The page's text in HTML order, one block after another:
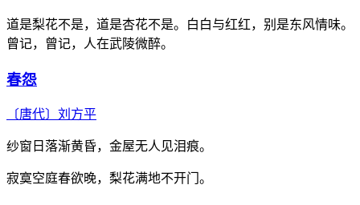
道是梨花不是，道是杏花不是。白白与红红，别是东风情味。
曾记，曾记，人在武陵微醉。
春怨
〔唐代〕 刘方平
纱窗日落渐黄昏，金屋无人见泪痕。
寂寞空庭春欲晚，梨花满地不开门。